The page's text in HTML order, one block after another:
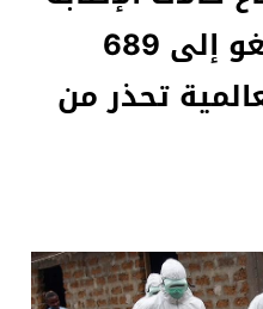
بالإيبولا في الكونغو إلى 689
تحذر من